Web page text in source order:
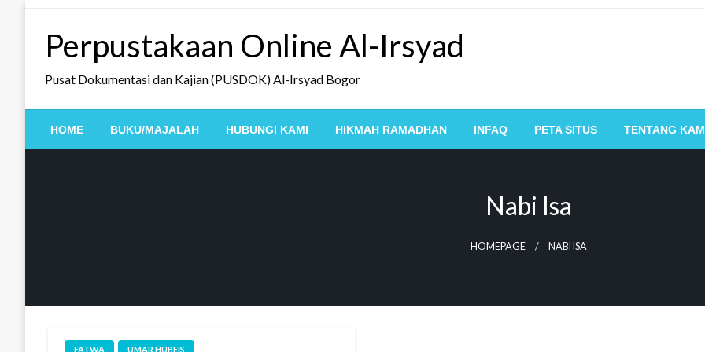
Perpustakaan Online Al-Irsyad
Pusat Dokumentasi dan Kajian (PUSDOK) Al-Irsyad Bogor
HOME BUKU/MAJALAH HUBUNGI KAMI HIKMAH RAMADHAN INFAQ PETA SITUS TENTANG
Nabi Isa
HOMEPAGE NABI ISA
FATWA UMAR HUBEIS